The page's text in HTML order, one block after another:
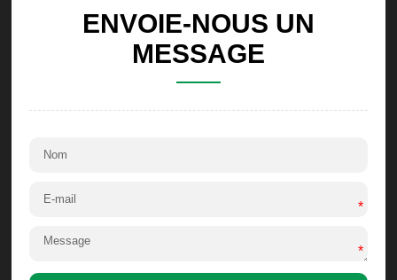
ENVOIE-NOUS UN
MESSAGE
*
*